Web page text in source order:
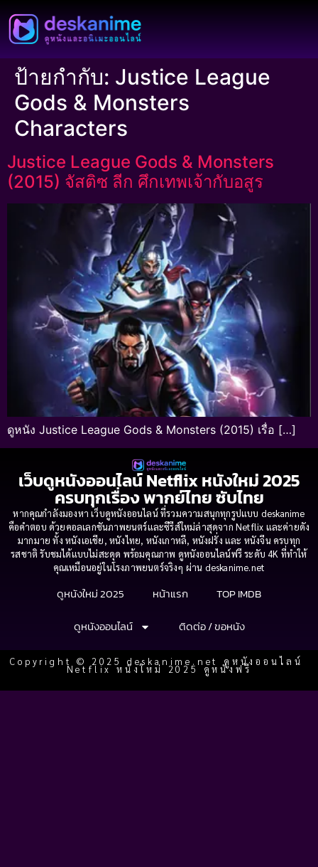
ป้ายกำกับ: Justice League
Gods & Monsters
Characters
Justice League Gods & Monsters
(2015) จัสติซ ลีก ศึกเทพเจ้ากับอสูร
ดูหนัง Justice League Gods & Monsters (2015) เรื่อ […]
เว็บดูหนังออนไลน์ Netflix หนังใหม่ 2025
ครบทุกเรื่อง พากย์ไทย ซับไทย
หากคุณกำลังมองหา เว็บดูหนังออนไลน์ ที่รวมความสนุกทุกรูปแบบ deskanime
คือคำตอบ ด้วยคอลเลกชันภาพยนตร์และซีรีส์ใหม่ล่าสุดจาก Netflix และค่ายดัง
มากมาย ทั้ง หนังเอเชีย, หนังไทย, หนังเกาหลี, หนังฝรั่ง และ หนังจีน ครบทุก
รสชาติ รับชมได้แบบไม่สะดุด พร้อมคุณภาพ ดูหนังออนไลน์ฟรี ระดับ 4K ที่ทำให้
คุณเหมือนอยู่ในโรงภาพยนตร์จริงๆ ผ่าน deskanime.net
ดูหนังใหม่ 2025 หน้าแรก
TOP IMDB
ดูหนังออนไลน์
ติดต่อ / ขอหนัง
Copyright © 2025 deskanime.net ดูหนังออนไลน์
Netflix หนังใหม่ 2025 ดูหนังฟรี